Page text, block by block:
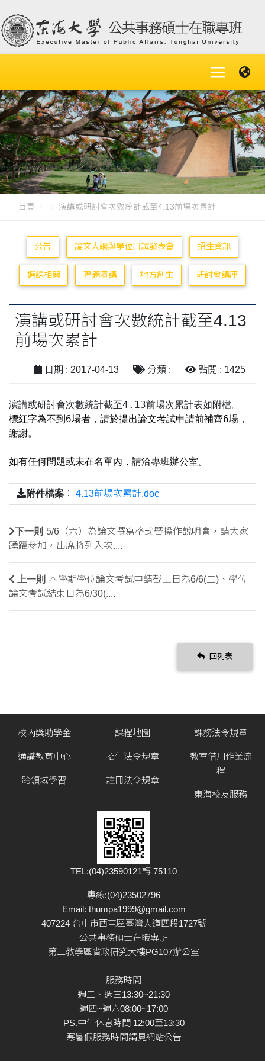
首頁 演講或研討會次數統計截至4.13前場次累​計
公告 論文大綱與學位口試發表會 招生資訊
選課相關 專題演講 地方創生 研討會講座
演講或研討會次數統計截至4.13
前場次累​計
日期 : 2017-04-13 分類 : 點閱 : 1425
演講或研討會次數統計截至4.13前場次累計表如附檔。
標紅字為不到6場者，請於提出論文考試申請前補齊6場，
謝謝。
如有任何問題或未在名單內，請洽專班辦公室。
附件檔案 ： 4.13前場次累計.doc
下一則 5/6（六）為論文撰寫格式暨操作說明會，請大家
踴躍參加，出席將列入次....
上一則 本學期學位論文考試申請截止日為6/6(二​)、學位
論文考試結束日為6/30(....
回列表
校內獎助學金
通識教育中心
跨領域學習
課程地圖
招生法令規章
註冊法令規章
課務法令規章
教室借用作業流
程
東海校友服務
TEL:(04)23590121轉 75110
專線:(04)23502796
Email: thumpa1999@gmail.com
407224 台中市西屯區臺灣大道四段1727號
公共事務碩士在職專班
第二教學區省政研究大樓PG107辦公室
服務時間
週二、週三13:30~21:30
週四~週六08:00~17:00
PS.中午休息時間 12:00至13:30
寒暑假服務時間請見網站公告